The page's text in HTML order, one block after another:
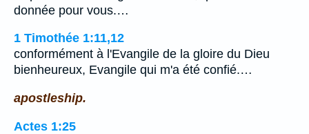
donnée pour vous.…
1 Timothée 1:11,12
conformément à l'Evangile de la gloire du Dieu
bienheureux, Evangile qui m'a été confié.…
apostleship.
Actes 1:25